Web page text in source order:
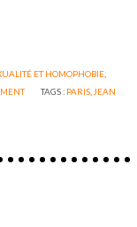
ET HOMOPHOBIE,
TAGS : PARIS JEAN